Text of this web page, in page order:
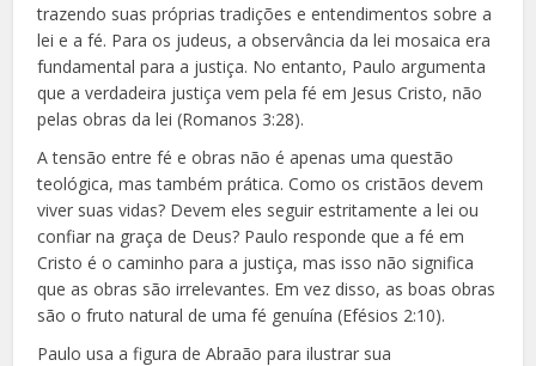
trazendo suas próprias tradições e entendimentos sobre a
lei e a fé. Para os judeus, a observância da lei mosaica era
fundamental para a justiça. No entanto, Paulo argumenta
que a verdadeira justiça vem pela fé em Jesus Cristo, não
pelas obras da lei (Romanos 3:28).
A tensão entre fé e obras não é apenas uma questão
teológica, mas também prática. Como os cristãos devem
viver suas vidas? Devem eles seguir estritamente a lei ou
confiar na graça de Deus? Paulo responde que a fé em
Cristo é o caminho para a justiça, mas isso não significa
que as obras são irrelevantes. Em vez disso, as boas obras
são o fruto natural de uma fé genuína (Efésios 2:10).
Paulo usa a figura de Abraão para ilustrar sua